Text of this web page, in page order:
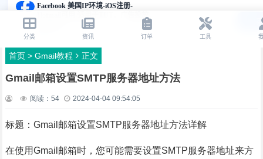
首页> Gmail教程 正文
Gmail邮箱设置SMTP服务器地址方法
阅读： 54 2024-04-04 09:54:05
标题：Gmail邮箱设置SMTP服务器地址方法详解
在使用Gmail邮箱时，您可能需要设置SMTP服务器地址来方